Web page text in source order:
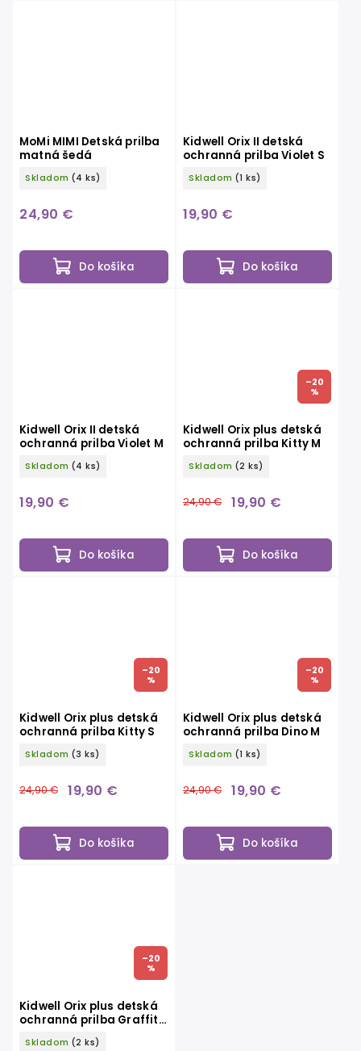
MoMi MIMI Detská prilba
matná šedá
Skladom (4 ks)
24,90 €
Do košíka
Kidwell Orix II detská
ochranná prilba Violet S
Skladom (1 ks)
19,90 €
Do košíka
Kidwell Orix II detská
ochranná prilba Violet M
Skladom (4 ks)
19,90 €
Do košíka
–20
%
Kidwell Orix plus detská
ochranná prilba Kitty M
Skladom (2 ks)
24,90 € 19,90 €
Do košíka
–20
%
Kidwell Orix plus detská
ochranná prilba Kitty S
Skladom (3 ks)
24,90 € 19,90 €
Do košíka
–20
%
Kidwell Orix plus detská
ochranná prilba Dino M
Skladom (1 ks)
24,90 € 19,90 €
Do košíka
–20
%
Kidwell Orix plus detská
ochranná prilba Graffiti
Skladom (2 ks)